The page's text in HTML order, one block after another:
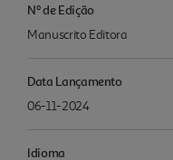
Nº de Edição
Manuscrito Editora
Data Lançamento
06-11-2024
Idioma